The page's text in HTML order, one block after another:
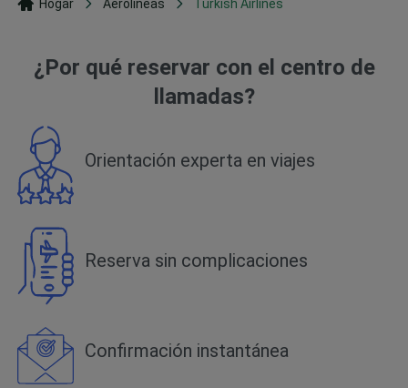
Hogar Aerolineas Turkish Airlines
¿Por qué reservar con el centro de
llamadas?
Orientación experta en viajes
Reserva sin complicaciones
Confirmación instantánea